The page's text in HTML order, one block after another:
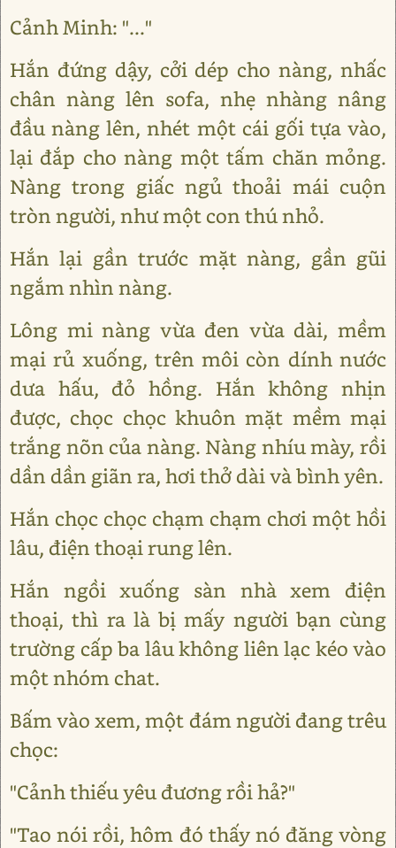
Cảnh Minh: "..."
Hắn đứng dậy, cởi dép cho nàng, nhấc
chân nàng lên sofa, nhẹ nhàng nâng
đầu nàng lên, nhét một cái gối tựa vào,
lại đắp cho nàng một tấm chăn mỏng.
Nàng trong giấc ngủ thoải mái cuộn
tròn người, như một con thú nhỏ.
Hắn lại gần trước mặt nàng, gần gũi
ngắm nhìn nàng.
Lông mi nàng vừa đen vừa dài, mềm
mại rủ xuống, trên môi còn dính nước
dưa hấu, đỏ hồng. Hắn không nhịn
được, chọc chọc khuôn mặt mềm mại
trắng nõn của nàng. Nàng nhíu mày, rồi
dần dần giãn ra, hơi thở dài và bình yên.
Hắn chọc chọc chạm chạm chơi một hồi
lâu, điện thoại rung lên.
Hắn ngồi xuống sàn nhà xem điện
thoại, thì ra là bị mấy người bạn cùng
trường cấp ba lâu không liên lạc kéo vào
một nhóm chat.
Bấm vào xem, một đám người đang trêu
chọc:
"Cảnh thiếu yêu đương rồi hả?"
"Tao nói rồi, hôm đó thấy nó đăng vòng